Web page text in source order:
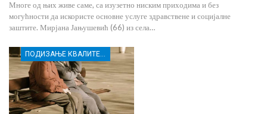
Многе од њих живе саме, са изузетно ниским приходима и без
могућности да искористе основне услуге здравствене и социјалне
заштите. Мирјана Јањушевић (66) из села…
ПОДИЗАЊЕ КВАЛИТЕТА УСЛУГА СОЦИЈАЛНЕ ЗАШТИТЕ РАЊИВИХ ГРУПА У КРУШЕВЦУ